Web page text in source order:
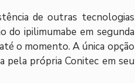
de outras tecnologias
do ipilimumabe em segunda
o momento. A única opção
pela própria Conitec em seu